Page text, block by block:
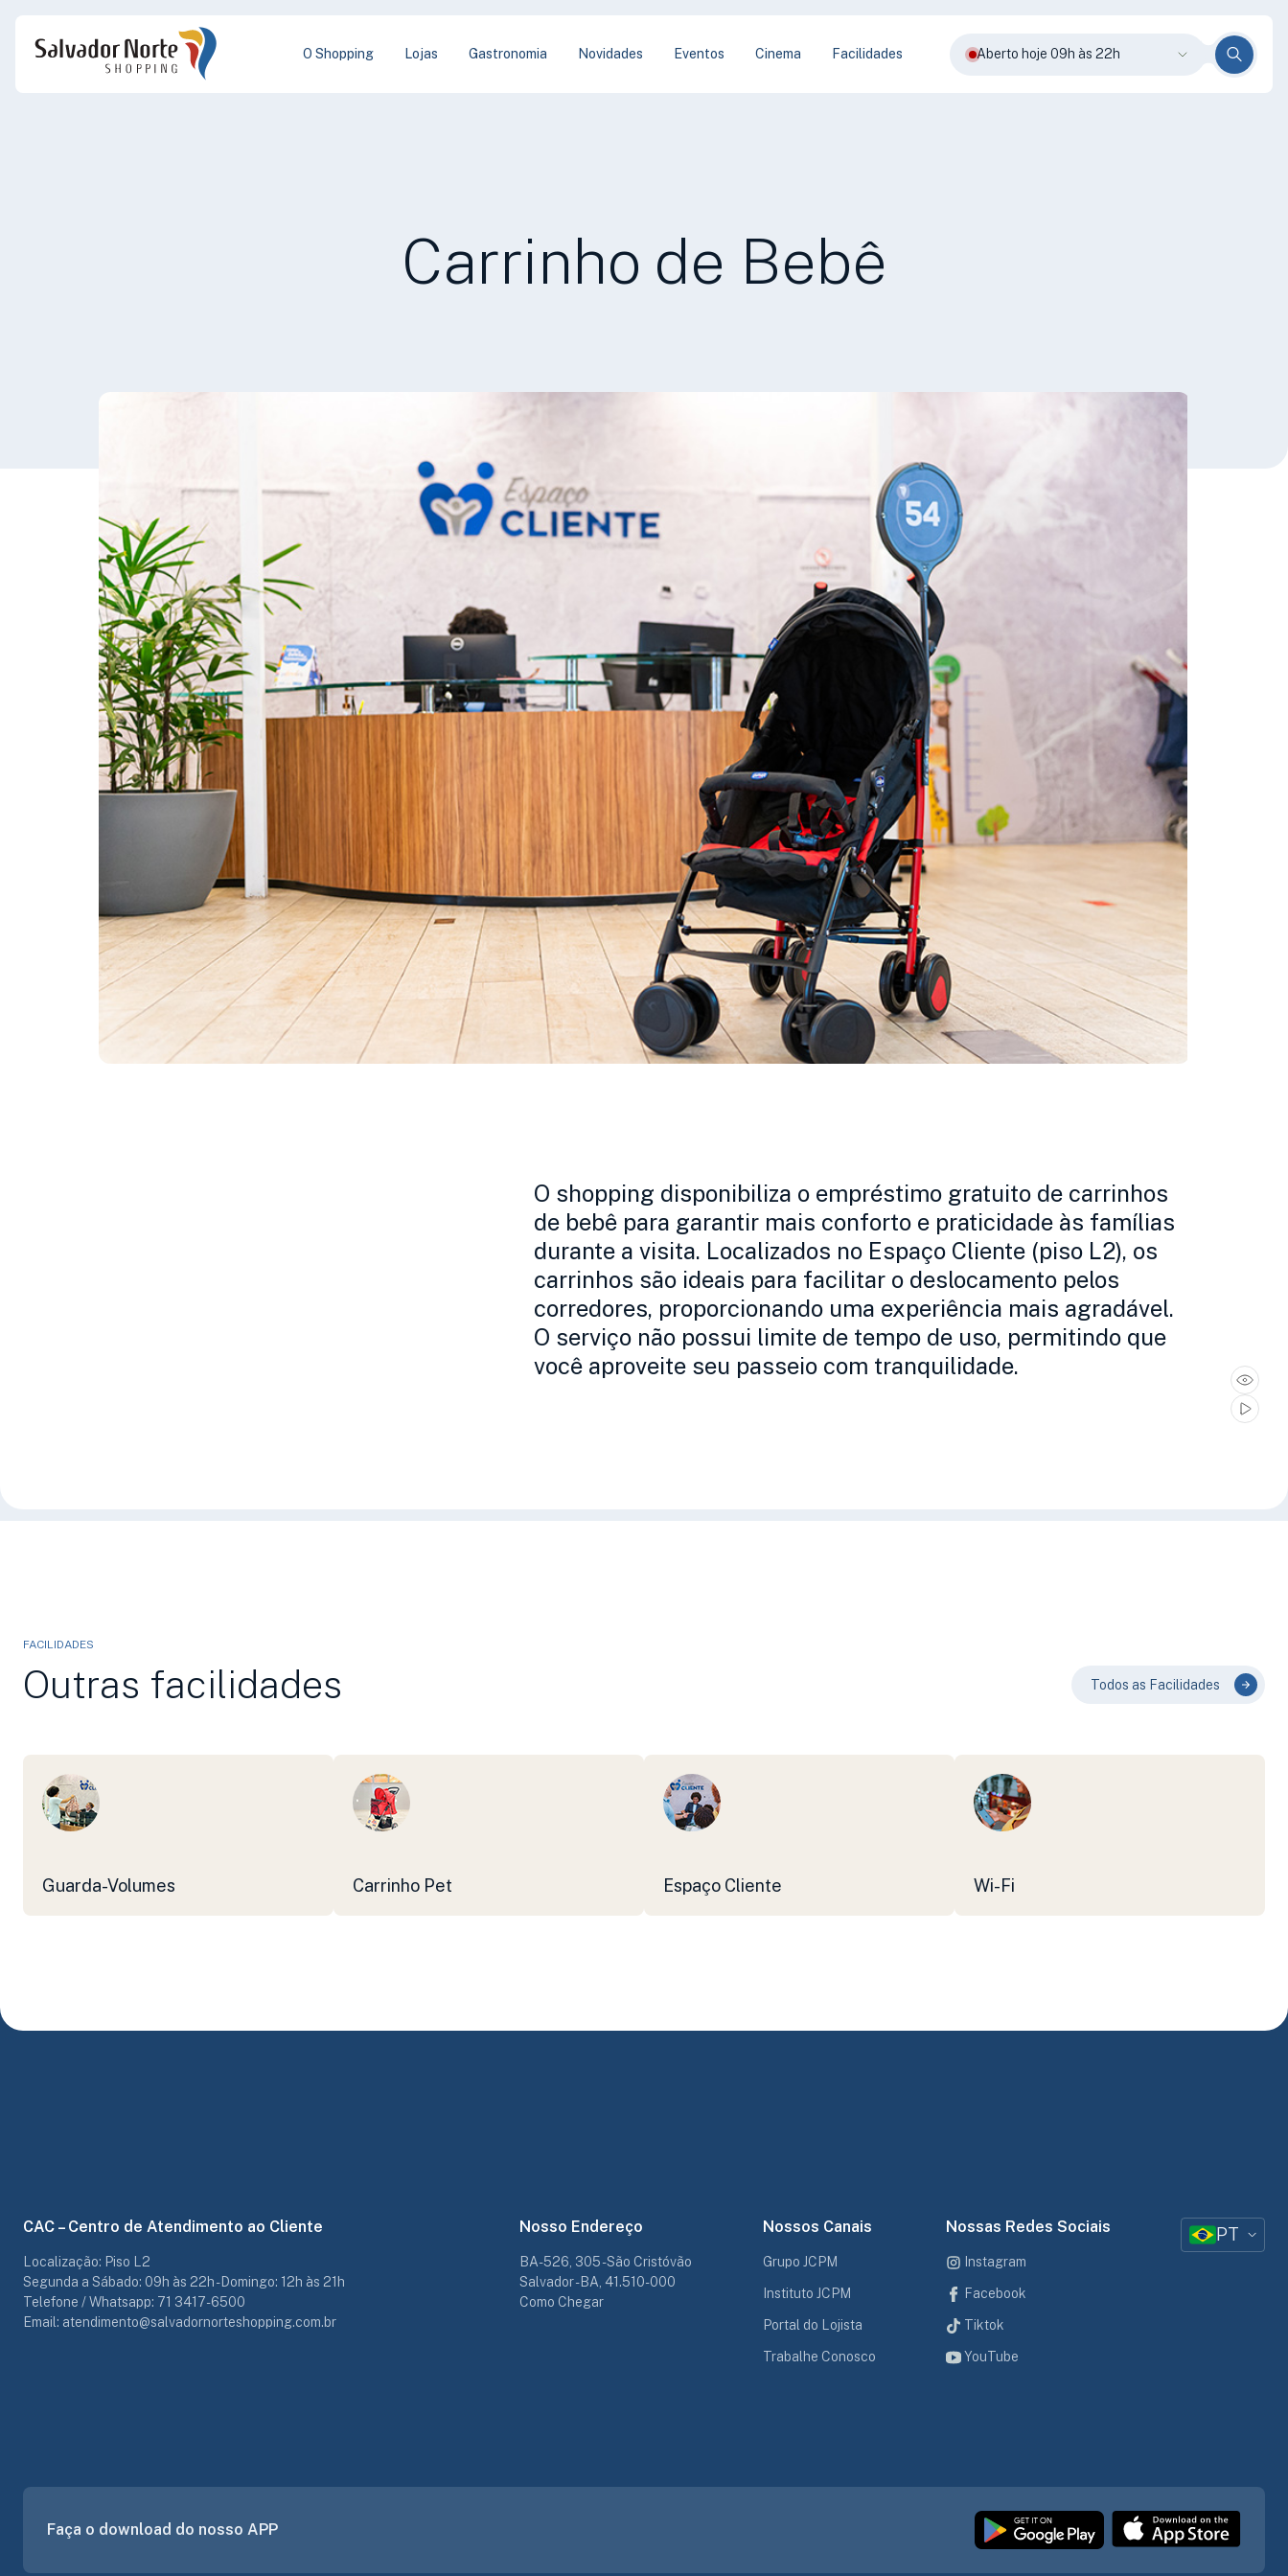
O Shopping Lojas Gastronomia Novidades Eventos Cinema Facilidades Aberto hoje 09h às 22h
Carrinho de Bebê
O shopping disponibiliza o empréstimo gratuito de carrinhos
de bebê para garantir mais conforto e praticidade às famílias
durante a visita. Localizados no Espaço Cliente (piso L2), os
carrinhos são ideais para facilitar o deslocamento pelos
corredores, proporcionando uma experiência mais agradável.
O serviço não possui limite de tempo de uso, permitindo que
você aproveite seu passeio com tranquilidade.
FACILIDADES
Outras facilidades Todos as Facilidades
Guarda-Volumes Carrinho Pet Espaço Cliente Wi-Fi
CAC – Centro de Atendimento ao Cliente
Localização: Piso L2
Segunda a Sábado: 09h às 22h - Domingo: 12h às 21h
Telefone / Whatsapp: 71 3417-6500
Email: atendimento@salvadornorteshopping.com.br
Nosso Endereço
BA-526, 305 - São Cristóvão
Salvador - BA, 41.510-000
Como Chegar
Nossos Canais
Grupo JCPM
Instituto JCPM
Portal do Lojista
Trabalhe Conosco
Nossas Redes Sociais
Instagram
Facebook
Tiktok
YouTube
PT
Faça o download do nosso APP